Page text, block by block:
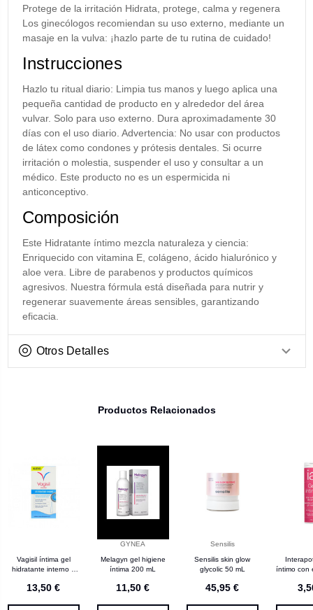
Protege de la irritación Hidrata, protege, calma y regenera
Los ginecólogos recomiendan su uso externo, mediante un
masaje en la vulva: ¡hazlo parte de tu rutina de cuidado!
Instrucciones
Hazlo tu ritual diario: Limpia tus manos y luego aplica una
pequeña cantidad de producto en y alrededor del área
vulvar. Solo para uso externo. Dura aproximadamente 30
días con el uso diario. Advertencia: No usar con productos
de látex como condones y prótesis dentales. Si ocurre
irritación o molestia, suspender el uso y consultar a un
médico. Este producto no es un espermicida ni
anticonceptivo.
Composición
Este Hidratante íntimo mezcla naturaleza y ciencia:
Enriquecido con vitamina E, colágeno, ácido hialurónico y
aloe vera. Libre de parabenos y productos químicos
agresivos. Nuestra fórmula está diseñada para nutrir y
regenerar suavemente áreas sensibles, garantizando
eficacia.
Otros Detalles
Productos Relacionados
Vagisil íntima gel
hidratante interno 5
13,50 €
GYNEA
Melagyn gel higiene
íntima 200 mL
11,50 €
Sensilis
Sensilis skin glow
glycolic 50 mL
45,95 €
íntimo con